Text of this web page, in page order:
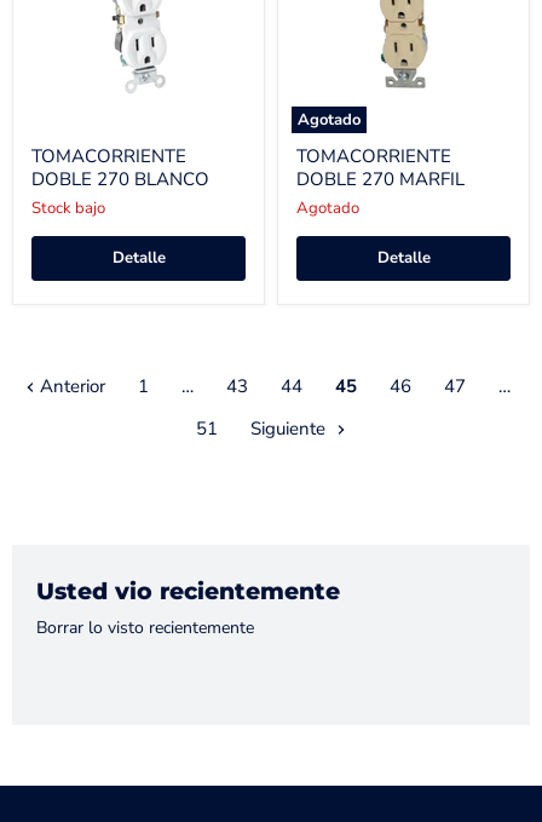
TOMACORRIENTE
DOBLE 270 BLANCO
Stock bajo
Detalle
Agotado
TOMACORRIENTE
DOBLE 270 MARFIL
Agotado
Detalle
Anterior 1 … 43 44 45 46 47
…
51
Siguiente
Usted vio recientemente
Borrar lo visto recientemente